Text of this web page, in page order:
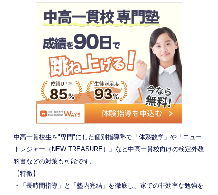
中高一貫校生を"専門"にした個別指導塾で「体系数学」や「ニュー
トレジャー（NEW TREASURE）」など中高一貫校向けの検定外教
科書などの対策も可能です。
【特徴】
・「長時間指導」と「塾内完結」を徹底し、家での非効率な勉強を